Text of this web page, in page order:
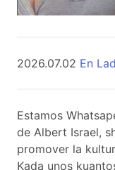
2026.07.02 En
Estamos
de Albert Israel,
promover la
Kada unos